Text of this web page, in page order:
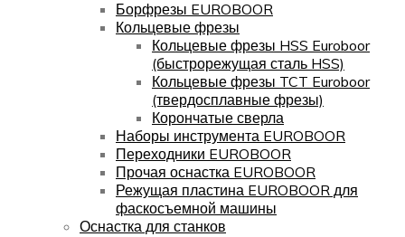
Борфрезы EUROBOOR
Кольцевые фрезы
Кольцевые фрезы HSS Euroboor
(быстрорежущая сталь HSS)
Кольцевые фрезы TCT Euroboor
(твердосплавные фрезы)
Корончатые сверла
Наборы инструмента EUROBOOR
Переходники EUROBOOR
Прочая оснастка EUROBOOR
Режущая пластина EUROBOOR для
фаскосъемной машины
Оснастка для станков